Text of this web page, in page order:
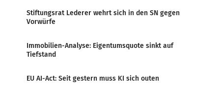
Stiftungsrat Lederer wehrt sich in den SN gegen
Vorwürfe
Immobilien-Analyse: Eigentumsquote sinkt auf
Tiefstand
EU AI-Act: Seit gestern muss KI sich outen